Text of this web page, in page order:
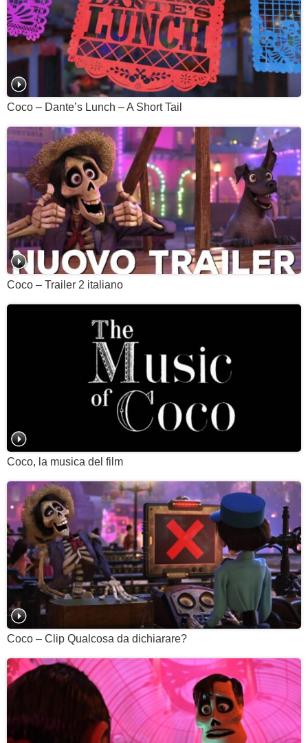
Coco – Dante’s Lunch – A Short Tail
Coco – Trailer 2 italiano
Coco, la musica del film
Coco – Clip Qualcosa da dichiarare?